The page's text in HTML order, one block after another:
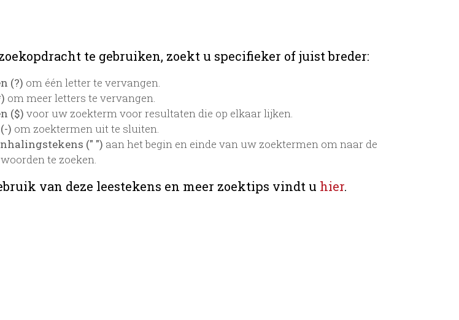
te gebruiken, zoekt u specifieker of juist breder:
(?) om één letter te vervangen.
om meer letters te vervangen.
($) voor uw zoekterm voor resultaten die op elkaar lijken.
) om zoektermen uit te sluiten.
(" ") aan het begin en einde van uw zoektermen om naar de
te zoeken.
van deze leestekens en meer zoektips vindt u hier.